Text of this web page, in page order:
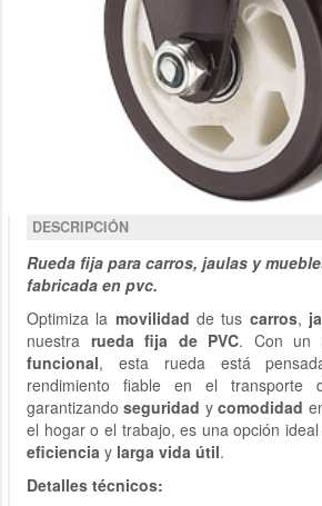
DESCRIPCIÓN
Rueda fija para carros, jaulas y
fabricada en pvc.
Optimiza la movilidad de tus carros,
nuestra rueda fija de PVC. Con un
funcional, esta rueda está
rendimiento fiable en el transporte
garantizandoseguridad ycomodidad
el hogar o el trabajo, es una opción
eficiencia y larga vida útil.
Detalles técnicos: